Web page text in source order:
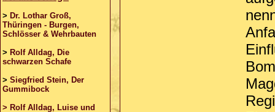
> Dr. Lothar Groß,
Thüringen - Burgen,
Schlösser & Wehrbauten
> Rolf Alldag, Die
schwarzen Schafe
> Siegfried Stein, Der
Gummibock
> Rolf Alldag, Luise und